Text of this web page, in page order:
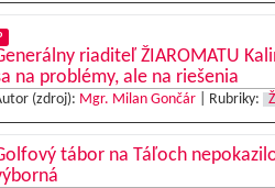
riaditeľ ŽIAROMATU
na problémy, ale na riešenia
(zdroj): Mgr. Milan Gončár| Rubriky:
tábor na Táľoch